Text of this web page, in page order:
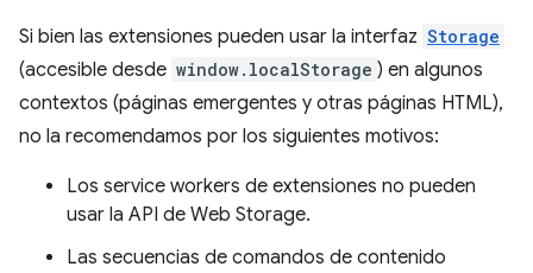
Si bien las extensiones pueden usar la interfaz Storage
(accesible desde window.localStorage ) en algunos
contextos (páginas emergentes y otras páginas HTML),
no la recomendamos por los siguientes motivos:
Los service workers de extensiones no pueden
usar la API de Web Storage.
Las secuencias de comandos de contenido